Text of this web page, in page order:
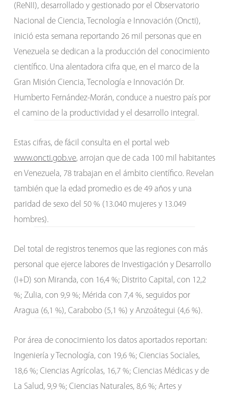
(ReNII), desarrollado y gestionado por el Observatorio
Nacional de Ciencia, Tecnología e Innovación (Oncti),
inició esta semana reportando 26 mil personas que en
Venezuela se dedican a la producción del conocimiento
científico. Una alentadora cifra que, en el marco de la
Gran Misión Ciencia, Tecnología e Innovación Dr.
Humberto Fernández-Morán, conduce a nuestro país por
el camino de la productividad y el desarrollo integral.
Estas cifras, de fácil consulta en el portal web
www.oncti.gob.ve, arrojan que de cada 100 mil habitantes
en Venezuela, 78 trabajan en el ámbito científico. Revelan
también que la edad promedio es de 49 años y una
paridad de sexo del 50 % (13.040 mujeres y 13.049
hombres).
Del total de registros tenemos que las regiones con más
personal que ejerce labores de Investigación y Desarrollo
(I+D) son Miranda, con 16,4 %; Distrito Capital, con 12,2
%; Zulia, con 9,9 %; Mérida con 7,4 %, seguidos por
Aragua (6,1 %), Carabobo (5,1 %) y Anzoátegui (4,6 %).
Por área de conocimiento los datos aportados reportan:
Ingeniería y Tecnología, con 19,6 %; Ciencias Sociales,
18,6 %; Ciencias Agrícolas, 16,7 %; Ciencias Médicas y de
La Salud, 9,9 %; Ciencias Naturales, 8,6 %; Artes y